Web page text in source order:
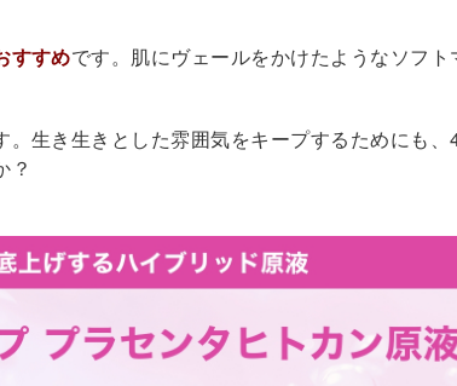
すすめです。肌にヴェールをかけたようなソフト
生き生きとした雰囲気をキープするためにも、
？